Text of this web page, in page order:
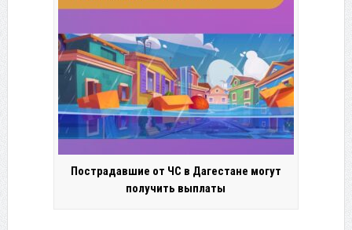
Пострадавшие от ЧС в Дагестане могут
получить выплаты